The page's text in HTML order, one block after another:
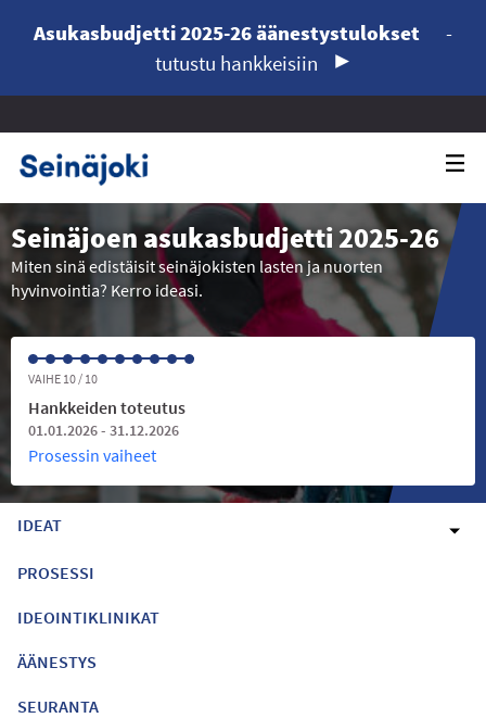
Asukasbudjetti 2025-26 äänestystulokset
-
tutustu hankkeisiin
Seinäjoen asukasbudjetti 2025-26
Miten sinä edistäisit seinäjokisten lasten ja nuorten
hyvinvointia? Kerro ideasi.
VAIHE 10 / 10
Hankkeiden toteutus
01.01.2026 - 31.12.2026
Prosessin vaiheet
IDEAT
PROSESSI
IDEOINTIKLINIKAT
ÄÄNESTYS
SEURANTA